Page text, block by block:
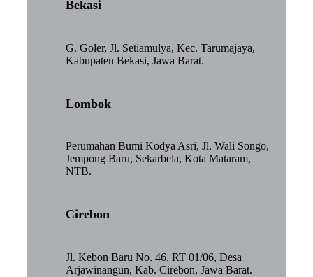
Bekasi
G. Goler, Jl. Setiamulya, Kec. Tarumajaya,
Kabupaten Bekasi, Jawa Barat.
Lombok
Perumahan Bumi Kodya Asri, Jl. Wali Songo,
Jempong Baru, Sekarbela, Kota Mataram,
NTB.
Cirebon
Jl. Kebon Baru No. 46, RT 01/06, Desa
Arjawinangun, Kab. Cirebon, Jawa Barat.